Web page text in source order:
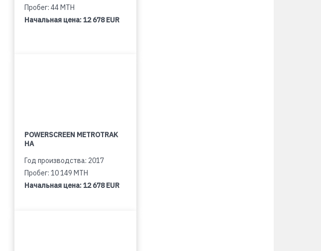
Пробег: 44 MTH
Начальная цена:12 678 EUR
POWERSCREEN METROTRAK
HA
Год производства: 2017
Пробег: 10 149 MTH
Начальная цена:12 678 EUR